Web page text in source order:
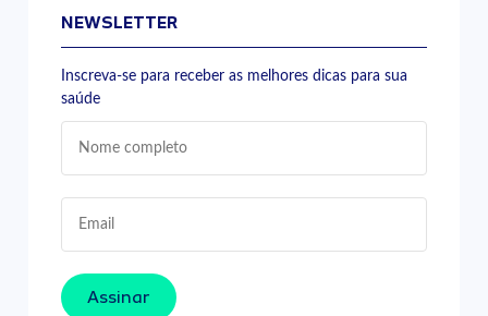
NEWSLETTER
Inscreva-se para receber as melhores dicas para sua
saúde
Assinar